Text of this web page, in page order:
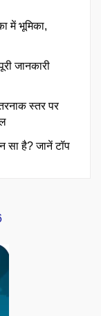
में भूमिका,
जानकारी
स्तर पर
सा है? जानें टॉप